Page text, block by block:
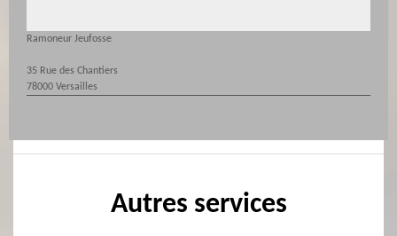
Ramoneur Jeufosse
35 Rue des Chantiers
78000 Versailles
Autres services